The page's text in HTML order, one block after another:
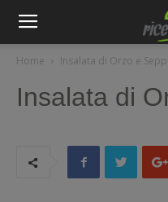
Home Insalata di Orzo e
Insalata di